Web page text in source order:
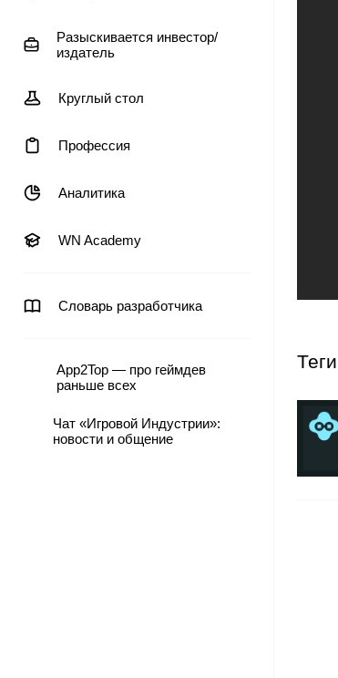
Разыскивается инвестор/
издатель
Круглый стол
Профессия
Аналитика
WN Academy
Словарь разработчика
App2Top — про геймдев
раньше всех
Чат «Игровой Индустрии»:
новости и общение